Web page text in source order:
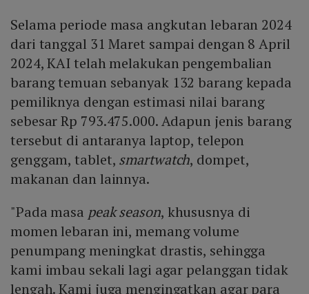
Selama periode masa angkutan lebaran 2024
dari tanggal 31 Maret sampai dengan 8 April
2024, KAI telah melakukan pengembalian
barang temuan sebanyak 132 barang kepada
pemiliknya dengan estimasi nilai barang
sebesar Rp 793.475.000. Adapun jenis barang
tersebut di antaranya laptop, telepon
genggam, tablet, smartwatch, dompet,
makanan dan lainnya.
"Pada masa peak season, khususnya di
momen lebaran ini, memang volume
penumpang meningkat drastis, sehingga
kami imbau sekali lagi agar pelanggan tidak
lengah. Kami juga mengingatkan agar para